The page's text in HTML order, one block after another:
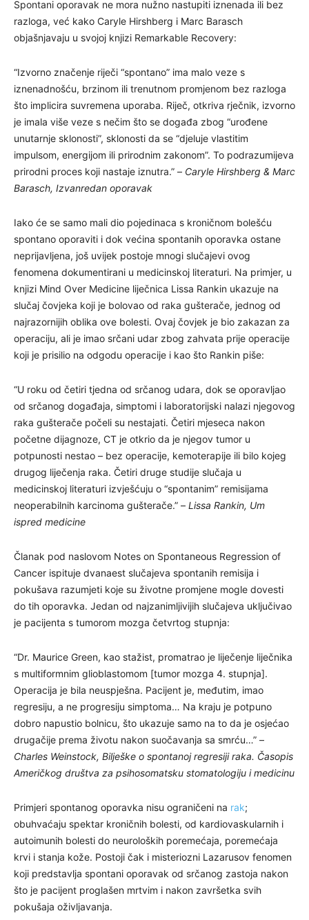
Spontani oporavak ne mora nužno nastupiti iznenada ili bez
razloga, već kako Caryle Hirshberg i Marc Barasch
objašnjavaju u svojoj knjizi Remarkable Recovery:
“Izvorno značenje riječi “spontano” ima malo veze s
iznenadnošću, brzinom ili trenutnom promjenom bez razloga
što implicira suvremena uporaba. Riječ, otkriva rječnik, izvorno
je imala više veze s nečim što se događa zbog “urođene
unutarnje sklonosti”, sklonosti da se “djeluje vlastitim
impulsom, energijom ili prirodnim zakonom”. To podrazumijeva
prirodni proces koji nastaje iznutra.” – Caryle Hirshberg & Marc
Barasch, Izvanredan oporavak
Iako će se samo mali dio pojedinaca s kroničnom bolešću
spontano oporaviti i dok većina spontanih oporavka ostane
neprijavljena, još uvijek postoje mnogi slučajevi ovog
fenomena dokumentirani u medicinskoj literaturi. Na primjer, u
knjizi Mind Over Medicine liječnica Lissa Rankin ukazuje na
slučaj čovjeka koji je bolovao od raka gušterače, jednog od
najrazornijih oblika ove bolesti. Ovaj čovjek je bio zakazan za
operaciju, ali je imao srčani udar zbog zahvata prije operacije
koji je prisilio na odgodu operacije i kao što Rankin piše:
“U roku od četiri tjedna od srčanog udara, dok se oporavljao
od srčanog događaja, simptomi i laboratorijski nalazi njegovog
raka gušterače počeli su nestajati. Četiri mjeseca nakon
početne dijagnoze, CT je otkrio da je njegov tumor u
potpunosti nestao – bez operacije, kemoterapije ili bilo kojeg
drugog liječenja raka. Četiri druge studije slučaja u
medicinskoj literaturi izvješćuju o “spontanim” remisijama
neoperabilnih karcinoma gušterače.” – Lissa Rankin, Um
ispred medicine
Članak pod naslovom Notes on Spontaneous Regression of
Cancer ispituje dvanaest slučajeva spontanih remisija i
pokušava razumjeti koje su životne promjene mogle dovesti
do tih oporavka. Jedan od najzanimljivijih slučajeva uključivao
je pacijenta s tumorom mozga četvrtog stupnja:
“Dr. Maurice Green, kao stažist, promatrao je liječenje liječnika
s multiformnim glioblastomom [tumor mozga 4. stupnja].
Operacija je bila neuspješna. Pacijent je, međutim, imao
regresiju, a ne progresiju simptoma… Na kraju je potpuno
dobro napustio bolnicu, što ukazuje samo na to da je osjećao
drugačije prema životu nakon suočavanja sa smrću…” –
Charles Weinstock, Bilješke o spontanoj regresiji raka. Časopis
Američkog društva za psihosomatsku stomatologiju i medicinu
Primjeri spontanog oporavka nisu ograničeni na rak;
obuhvaćaju spektar kroničnih bolesti, od kardiovaskularnih i
autoimunih bolesti do neuroloških poremećaja, poremećaja
krvi i stanja kože. Postoji čak i misteriozni Lazarusov fenomen
koji predstavlja spontani oporavak od srčanog zastoja nakon
što je pacijent proglašen mrtvim i nakon završetka svih
pokušaja oživljavanja.